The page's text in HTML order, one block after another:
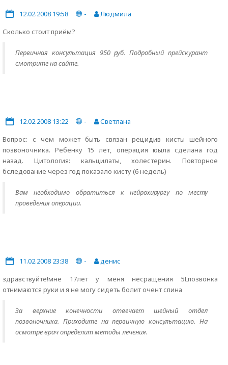
12.02.2008 19:58 -
Людмила
Сколько стоит приём?
Первичная консультация 950 руб. Подробный прейскурант
смотрите на сайте.
12.02.2008 13:22 -
Светлана
Вопрос: с чем может быть связан рецидив кисты шейного
позвоночника. Ребенку 15 лет, операция юыла сделана год
назад. Цитология: кальцилаты, холестерин. Повторное
бследование через год показало кисту (6 недель)
Вам необходимо обратиться к нейрохирургу по месту
проведения операции.
11.02.2008 23:38 -
денис
здравствуйте!мне 17лет у меня несращения 5Lпозвонка
отнимаются руки и я не могу сидеть болит очент спина
За верхние конечности отвечает шейный отдел
позвоночника. Приходите на первичную консультацию. На
осмотре врач определит методы лечения.